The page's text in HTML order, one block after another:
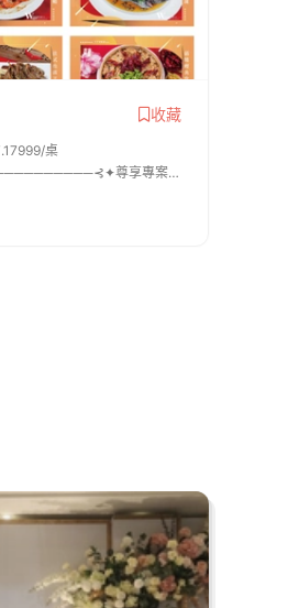
收藏
桌
尊享專案服
管家服務 ✦專業音控人